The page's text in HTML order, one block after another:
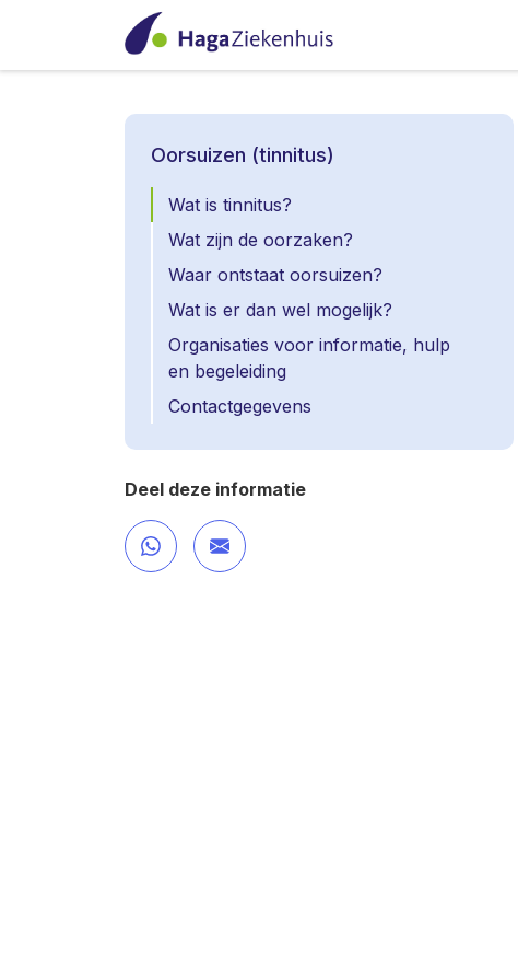
Oorsuizen (tinnitus)
Wat is tinnitus?
Wat zijn de oorzaken?
Waar ontstaat oorsuizen?
Wat is er dan wel mogelijk?
Organisaties voor informatie, hulp
en begeleiding
Contactgegevens
Deel deze informatie